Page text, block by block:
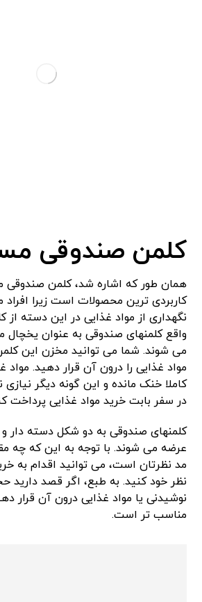
کلمن صندوقی
همان طور که اشاره شد، کلمن صندوقی
کاربردی ترین محصولات است زیرا افراد
نگهداری از مواد غذایی در این دسته از
واقع کلمنهای صندوقی به عنوان یخچال
می شوند. شما می توانید مخزن این
مواد غذایی را درون آن قرار دهید.
کاملا خنک مانده و این گونه دیگر
در سفر بابت خرید مواد غذایی پرداخت
کلمنهای صندوقی به دو شکل دسته دار
عرضه می شوند. با توجه به این که چه
مد نظرتان است، می توانید اقدام به
نظر خود کنید. به طبع، اگر قصد دارید
نوشیدنی یا مواد غذایی درون آن قرار
مناسب تر است.